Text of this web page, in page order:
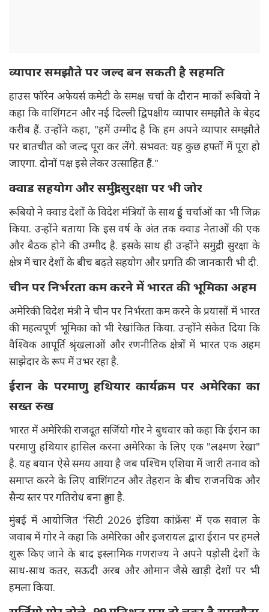
व्यापार समझौते पर जल्द बन सकती है सहमति
हाउस फॉरेन अफेयर्स कमेटी के समक्ष चर्चा के दौरान मार्को रूबियो ने
कहा कि वाशिंगटन और नई दिल्ली द्विपक्षीय व्यापार समझौते के बेहद
करीब हैं. उन्होंने कहा, "हमें उम्मीद है कि हम अपने व्यापार समझौते
पर बातचीत को जल्द पूरा कर लेंगे. संभवत: यह कुछ हफ्तों में पूरा हो
जाएगा. दोनों पक्ष इसे लेकर उत्साहित हैं."
क्वाड सहयोग और समुद्री सुरक्षा पर भी जोर
रूबियो ने क्वाड देशों के विदेश मंत्रियों के साथ हुई चर्चाओं का भी जिक्र
किया. उन्होंने बताया कि इस वर्ष के अंत तक क्वाड नेताओं की एक
और बैठक होने की उम्मीद है. इसके साथ ही उन्होंने समुद्री सुरक्षा के
क्षेत्र में चार देशों के बीच बढ़ते सहयोग और प्रगति की जानकारी भी दी.
चीन पर निर्भरता कम करने में भारत की भूमिका अहम
अमेरिकी विदेश मंत्री ने चीन पर निर्भरता कम करने के प्रयासों में भारत
की महत्वपूर्ण भूमिका को भी रेखांकित किया. उन्होंने संकेत दिया कि
वैश्विक आपूर्ति श्रृंखलाओं और रणनीतिक क्षेत्रों में भारत एक अहम
साझेदार के रूप में उभर रहा है.
ईरान के परमाणु हथियार कार्यक्रम पर अमेरिका का
सख्त रुख
भारत में अमेरिकी राजदूत सर्जियो गोर ने बुधवार को कहा कि ईरान का
परमाणु हथियार हासिल करना अमेरिका के लिए एक "लक्ष्मण रेखा"
है. यह बयान ऐसे समय आया है जब पश्चिम एशिया में जारी तनाव को
समाप्त करने के लिए वाशिंगटन और तेहरान के बीच राजनयिक और
सैन्य स्तर पर गतिरोध बना हुआ है.
मुंबई में आयोजित 'सिटी 2026 इंडिया कांफ्रेंस' में एक सवाल के
जवाब में गोर ने कहा कि अमेरिका और इजरायल द्वारा ईरान पर हमले
शुरू किए जाने के बाद इस्लामिक गणराज्य ने अपने पड़ोसी देशों के
साथ-साथ कतर, सऊदी अरब और ओमान जैसे खाड़ी देशों पर भी
हमला किया.